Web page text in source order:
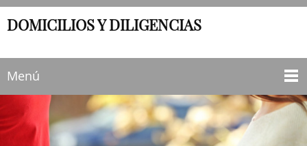
DOMICILIOS Y DILIGENCIAS
Menú